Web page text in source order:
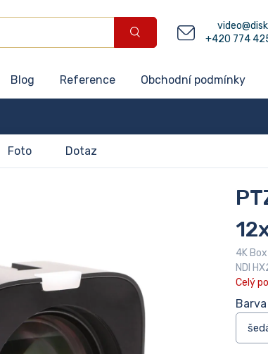
+420 774
Blog Reference Obchodní podmínky
Foto Dotaz
4K
NDI
Celý
Barva